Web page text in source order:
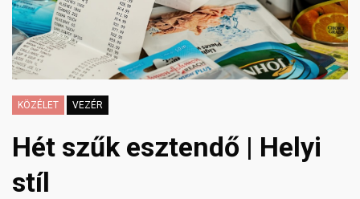
KÖZÉLET VEZÉR
Hét szűk esztendő | Helyi
stíl